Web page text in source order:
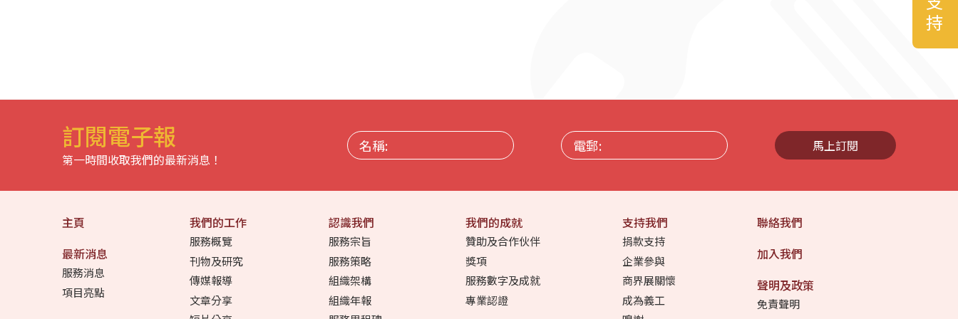
訂閱電子報
第一時間收取我們的最新消息！
名
稱:
電
郵:
馬上訂閱
主頁
最新消息
服務消息
項目亮點
我們的工作
服務概覽
刊物及研究
傳媒報導
文章分享
認識我們
服務宗旨
服務策略
組織架構
組織年報
我們的成就
贊助及合作伙伴
獎項
服務數字及成就
專業認證
支持我們
捐款支持
企業參與
商界展關懷
成為義工
聯絡我們
加入我們
聲明及政策
免責聲明